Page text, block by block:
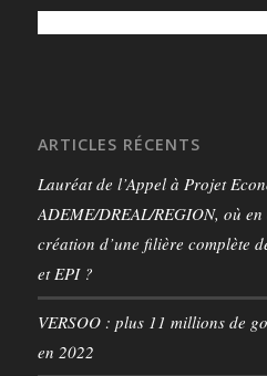
ARTICLES RÉCENTS
Lauréat de l’Appel à Projet
ADEME/DREAL/REGION, où en
création d’une filière complète
et EPI ?
VERSOO : plus 11 millions de
en 2022